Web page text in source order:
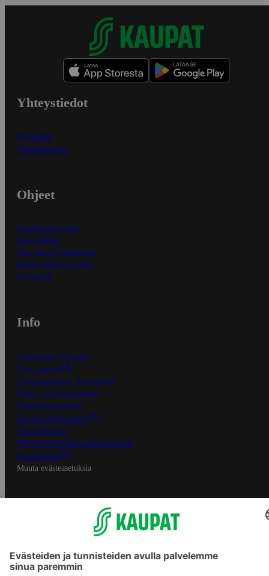
Yhteystiedot
Myymälät
Asiakaspalvelu
Ohjeet
Ensitilaajan ohjeet
Näin maksat
Näin tilaat ja muokkaat
Kaikki ohjeet ja vinkit
In English
Info
S-Business yrityksille
Oiva-raportit
Osuuskauppojen yhteystiedot
Tilaus- ja toimitusehdot
Tietosuojakäytäntö
Palvelun käyttöehdot
Saavutettavuus
Mobiilisovelluksen saavutettavuus
Mainostajalle
Muuta evästeasetuksia
S-ryhmän palvelut
Asiakasomistajuus